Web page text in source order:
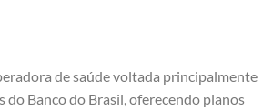
de saúde voltada principalmente
do Banco do Brasil, oferecendo planos